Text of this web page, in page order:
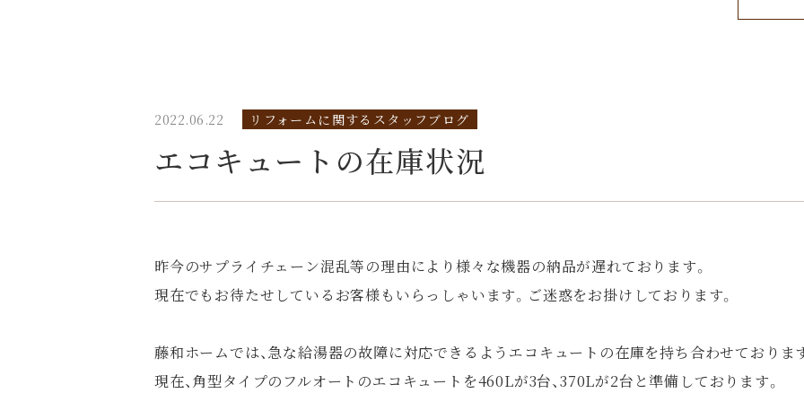
2022.06.22 リフォームに関するスタッフブログ
エコキュートの在庫状況
昨今のサプライチェーン混乱等の理由により様々な機器の納品が遅れております。
現在でもお待たせしているお客様もいらっしゃいます。ご迷惑をお掛けしております。
藤和ホームでは、急な給湯器の故障に対応できるようエコキュートの在庫を持ち合わせておりま
現在、角型タイプのフルオートのエコキュートを460Lが3台、370Lが2台と準備しております。